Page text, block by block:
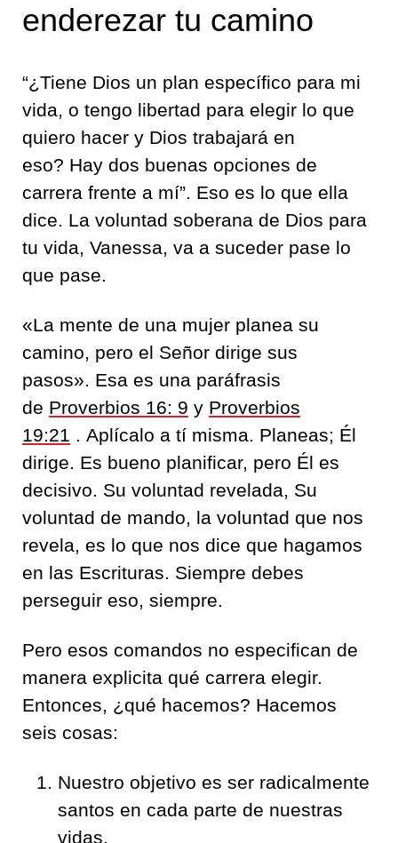
enderezar tu camino
“¿Tiene Dios un plan específico para mi
vida, o tengo libertad para elegir lo que
quiero hacer y Dios trabajará en
eso? Hay dos buenas opciones de
carrera frente a mí”. Eso es lo que ella
dice. La voluntad soberana de Dios para
tu vida, Vanessa, va a suceder pase lo
que pase.
«La mente de una mujer planea su
camino, pero el Señor dirige sus
pasos». Esa es una paráfrasis
de Proverbios 16: 9 y Proverbios
19:21
. Aplícalo a tí misma. Planeas; Él
dirige. Es bueno planificar, pero Él es
decisivo. Su voluntad revelada, Su
voluntad de mando, la voluntad que nos
revela, es lo que nos dice que hagamos
en las Escrituras. Siempre debes
perseguir eso, siempre.
Pero esos comandos no especifican de
manera explicita qué carrera elegir.
Entonces, ¿qué hacemos? Hacemos
seis cosas:
Nuestro objetivo es ser radicalmente
santos en cada parte de nuestras
vidas.